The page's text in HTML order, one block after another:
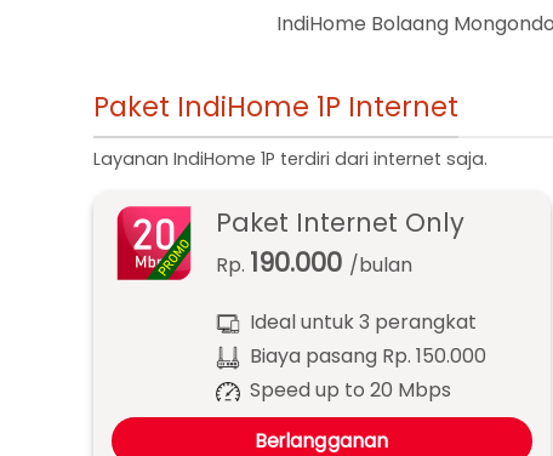
IndiHome Bolaang
Paket IndiHome 1P Internet
Layanan IndiHome 1P terdiri dari internet saja.
Paket Internet Only
Rp. 190.000 /bulan
Ideal untuk 3 perangkat
Biaya pasang Rp. 150.000
Speed up to 20 Mbps
Berlangganan